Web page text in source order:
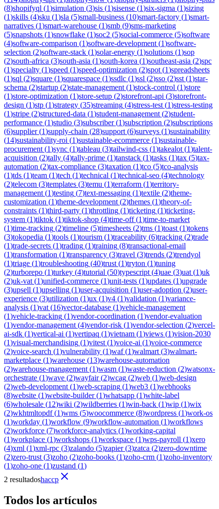
(8)shopifyql (1)simulation (3)sis (1)sisense (1)six-sigma (1)sizing
(1)skills (4)sku (1)sla (5)small-business (10)smart-factory (1)smart-
narratives (1)smart-warehouse (1)smb (9)sms-marketing
(5)snapshots (1)snowflake (1)soc2 (5)social-commerce (5)software
(4)software-comparison (1)software-development (1)software-
selection (2)software-stack (1)solar-energy (1)solutions (1)sop
(2)south-africa (3)south-asia (1)south-korea (1)southeast-asia (2)spc
(1)specialty (1)speed (1)speed-optimization (2)spot (1)spreadsheets
(1)sql (2)square (1)squarespace (1)ssdlc (1)ssl (2)sso (2)sst (1)star-
schema (2)startup (2)state-management (1)stock-control (1)store
(1)store-optimization (1)store-setup (2)storefront-api (3)storefront-
design (1)stp (1)strategy (35)streaming (4)stress-test (1)stress-testing
(1)stripe (2)structured-data (1)student-management (2)student-
performance (1)studio (3)subscriber(1)subscription (2)subscriptions
(6)supplier(1)supply-chain (28)support (6)surveys (1)sustainability
(14)sustainability-roi (1)sustainable-ecommerce (1)sustainable-
procurement (1)sync (1)tableau (3)tailwind-css (1)takealot (1)talent-
acquisition (2)tally (4)tally-prime (1)tanstack (1)tasks (1)tax (5)tax-
automation (2)tax-compliance (3)taxation (1)tco (5)tco-analysis
(1)tds (1)team (1)tech (1)technical (1)technical-seo (4)technology
(2)telecom (3)templates (3)temu (1)terraform (1)territory-
management (1)testing (7)text-messaging (1)textile (2)theme-
customization (1)theme-development (2)themes (1)theory-of-
constraints (1)third-party (1)throttling (1)ticketing (1)ticketing-
system (1)tiktok (1)tiktok-shop (4)time-off(1)time-to-market
(1)time-tracking (2)timeline (5)timesheets (2)tms (1)toast (1)tokens
(3)tokopedia (1)tools (1)tourism (1)traceability (6)tracking (2)trade
(1)trade-secrets (1)trading (1)training (8)transactional-email
(1)transformation (1)transparency (3)travel (3)trends (2)trendyol
(1)triage (1)troubleshooting (40)trust (1)tryton (1)tuning
(2)turborepo (1)turkey (4)tutorial (50)typescript (4)uae (3)uat (1)uk
(2)uk-vat (1)unified-commerce (1)unit-tests (1)updates (1)upgrade
(3)upsell (1)upselling (1)user-acquisition (1)user-adoption (2)user-
experience (3)utilization (1)ux (1)v4 (1)validation (1)variance-
analysis (1)vat (16)vector-database (1)vehicle-management
(1)vehicle-tracking (1)vendor-coordination (1)vendor-evaluation
(1)vendor-management (4)vendor-risk (1)vendor-selection (2)vercel-
ai-sdk (1)vertical-ai (1)vertipaq (1)vietnam (1)views (1)vision-2030
(1)visual-merchandising (1)vitest (1)voice-ai (1)voice-commerce
(2)voice-search (1)vulnerability (1)waf(1)walmart (3)walmart-
marketplace (1)warehouse (13)warehouse-automation
(2)warehouse-management (1)wasm (1)waste-reduction (2)watsonx-
orchestrate (1)wave (2)wayfair(2)wcag (2)web (1)web-design
(2)web-development (1)web-scraping (1)web3 (1)webhooks
(8)website (1)website-builder(1)whatsapp (1)white-label
(6)wholesale (12)wiki (2)wildberries (1)win-back (1)wip (1)wix
(2)wkhtmltopdf(1)wms (5)woocommerce (8)wordpress (1)work-os
(1)workday (1)workflow (9)workflow-automation (1)workflows
(2)workforce (7)workforce-analytics (1)working-capital
(1)workplace (1)workshops (1)workspace (1)wps-payroll (1)xero
(4)xml (1)xml-rpc (3)zalando (5)zapier(3)zatca (2)zero-downtime
(2)zero-trust (3)zoho (2)zoho-books (1)zoho-crm (1)zoho-inventory
(1)zoho-one (1)zustand (1)
2 resultadoshaccp
Todos los artículos